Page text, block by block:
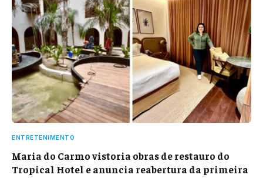
ENTRETENIMENTO
Maria do Carmo vistoria obras de restauro do
Tropical Hotel e anuncia reabertura da primeira